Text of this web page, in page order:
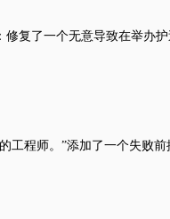
复了一个无意导致在举办护
程师。”添加了一个失败前